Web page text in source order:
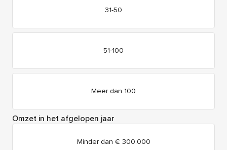
31-50
51-100
Meer dan 100
Omzet in het afgelopen jaar
Minder dan € 300.000